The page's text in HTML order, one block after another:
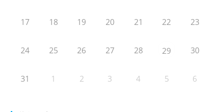
17 18 19 20 21 22 23
24 25 26 27 28 29 30
31 1 2 3 4 5 6